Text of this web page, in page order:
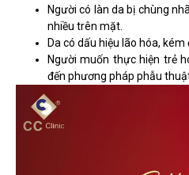
Người có làn da bị chùng
nhiều trên mặt.
Da có dấu hiệu lão hóa, kém
Người muốn thực hiện trẻ
đến phương pháp phẫu